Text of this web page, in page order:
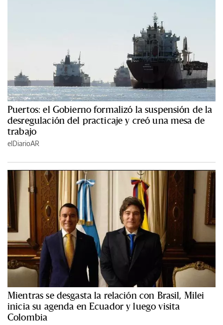
Puertos: el Gobierno formalizó la suspensión de la
desregulación del practicaje y creó una mesa de
trabajo
elDiarioAR
Mientras se desgasta la relación con Brasil, Milei
inicia su agenda en Ecuador y luego visita
Colombia